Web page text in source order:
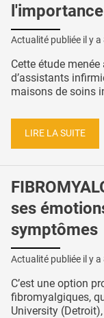
Actualité publiée il y a
Cette étude
d’assistants
maisons de soins
LIRE LA SUITE
ses
symptômes
Actualité publiée il y a
C’est une option
fibromyalgiques,
University